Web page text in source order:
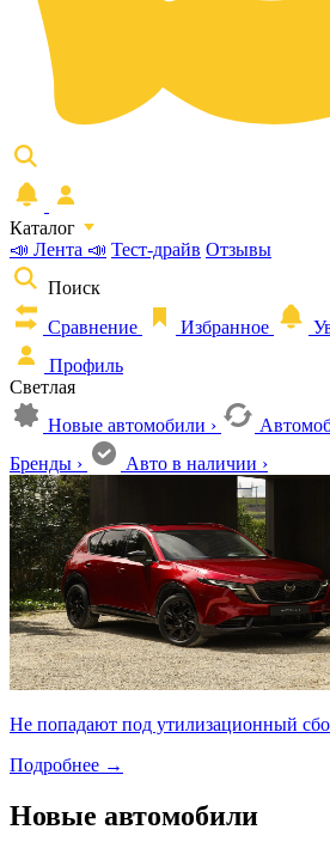
Каталог
📣 Лента 📣 Тест-драйв Отзывы
Поиск
Сравнение
Избранное
Профиль
Светлая
Новые автомобили ›
Бренды › Авто в наличии ›
Не попадают под утилизационный
Подробнее →
Новые автомобили